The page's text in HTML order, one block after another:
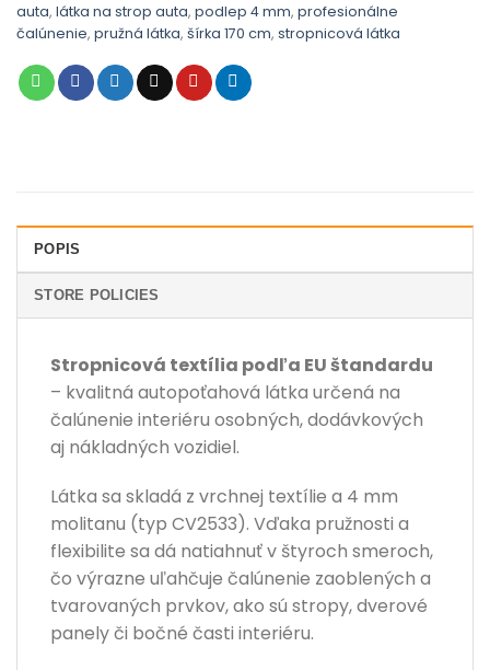
auta, látka na strop auta, podlep 4 mm, profesionálne
čalúnenie, pružná látka, šírka 170 cm, stropnicová látka
POPIS
STORE POLICIES
Stropnicová textília podľa EU štandardu
– kvalitná autopoťahová látka určená na
čalúnenie interiéru osobných, dodávkových
aj nákladných vozidiel.
Látka sa skladá z vrchnej textílie a 4 mm
molitanu (typ CV2533). Vďaka pružnosti a
flexibilite sa dá natiahnuť v štyroch smeroch,
čo výrazne uľahčuje čalúnenie zaoblených a
tvarovaných prvkov, ako sú stropy, dverové
panely či bočné časti interiéru.